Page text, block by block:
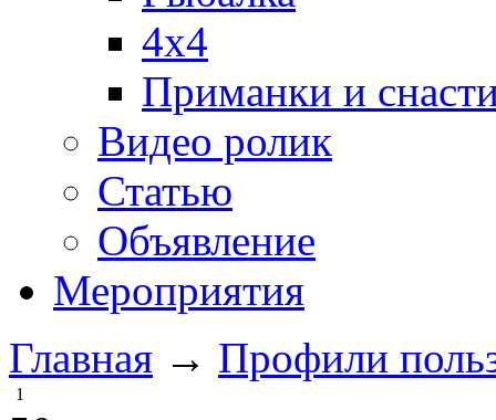
4х4
Приманки и
Видео ролик
Статью
Объявление
Мероприятия
Главная → Профили
1